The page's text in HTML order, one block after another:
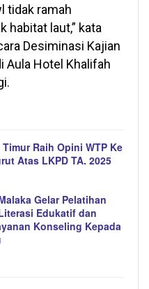
tidak ramah
habitat laut,” kata
Desiminasi Kajian
Aula Hotel Khalifah
Raih Opini WTP Ke
Atas LKPD TA. 2025
Gelar Pelatihan
Edukatif dan
Konseling Kepada